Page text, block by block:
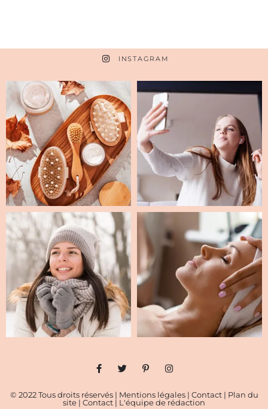
INSTAGRAM
© 2022 Tous droits réservés | Mentions légales| Contact| Plan du
site | Contact | L'équipe de rédaction